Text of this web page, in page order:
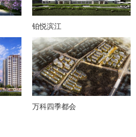
铂悦滨江
万科四季都会